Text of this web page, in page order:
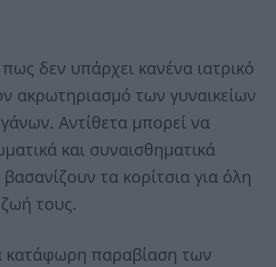
δεν υπάρχει κανένα ιατρικό
ακρωτηριασμό των γυναικείων
Αντίθετα μπορεί να
και συναισθηματικά
τα κορίτσια για όλη
τους.
κατάφωρη παραβίαση των